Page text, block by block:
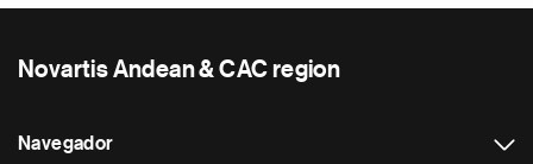
Novartis Andean & CAC region
Navegador